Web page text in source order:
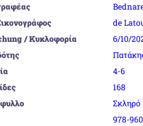
de
/ Κυκλοφορία
6/10/
4-6
168
978-